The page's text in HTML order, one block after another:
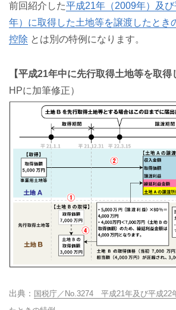
前回紹介した平成21年（2009年）及
年）に取得した土地等を譲渡したとき
控除 とは別の特例になります。
【平成21年中に先行取得土地等を取得
HPに加筆修正）
国税庁／No.3274 平成21年及び平成22